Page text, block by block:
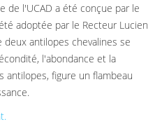
de l'UCAD a été conçue par le
adoptée par le Recteur Lucien
antilopes chevalines se
l'abondance et la
figure un flambeau